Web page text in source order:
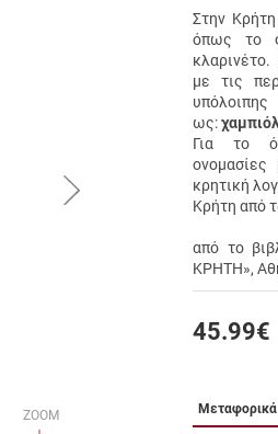
ZOOM
button.next
Στην
όπως το
κλαρινέτο.
με τις
ως:
Για το
ονομασίες
κρητική
Kρήτη από
από το
ΚΡΗΤΗ»,
45.99€